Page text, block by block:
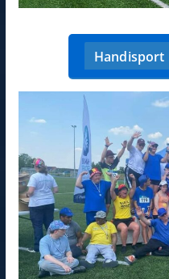
Handisport